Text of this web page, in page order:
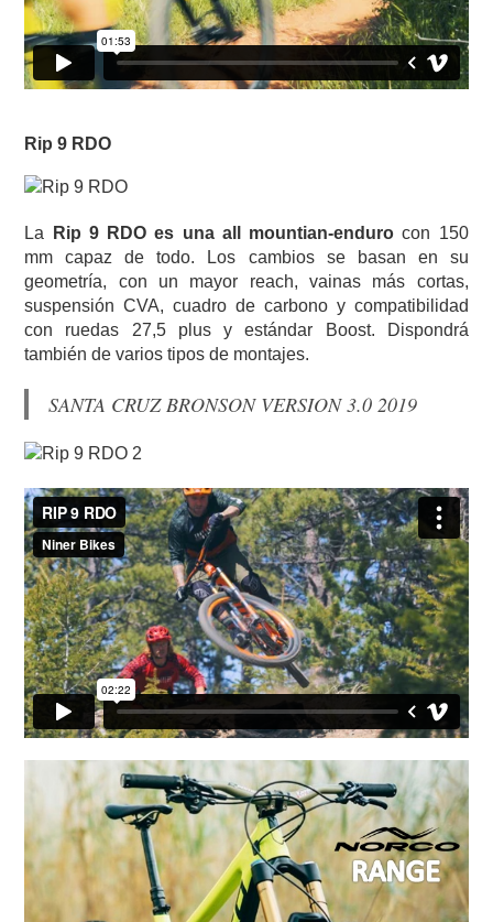
Rip 9 RDO
La Rip 9 RDO es una all mountian-enduro con 150
mm capaz de todo. Los cambios se basan en su
geometría, con un mayor reach, vainas más cortas,
suspensión CVA, cuadro de carbono y compatibilidad
con ruedas 27,5 plus y estándar Boost. Dispondrá
también de varios tipos de montajes.
SANTA CRUZ BRONSON VERSION 3.0 2019